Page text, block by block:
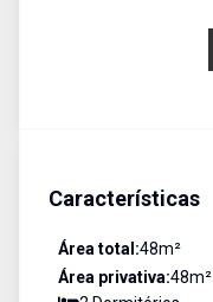
Características
Área total:48m²
Área privativa:48m²